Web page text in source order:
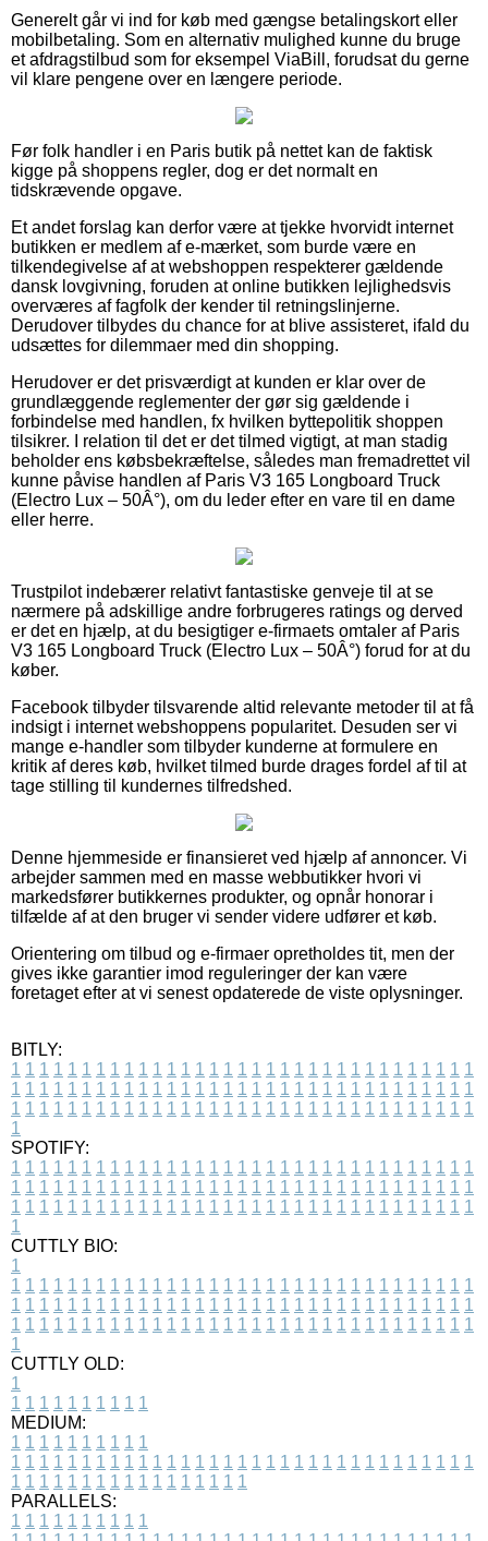
Generelt går vi ind for køb med gængse betalingskort eller
mobilbetaling. Som en alternativ mulighed kunne du bruge
et afdragstilbud som for eksempel ViaBill, forudsat du gerne
vil klare pengene over en længere periode.
Før folk handler i en Paris butik på nettet kan de faktisk
kigge på shoppens regler, dog er det normalt en
tidskrævende opgave.
Et andet forslag kan derfor være at tjekke hvorvidt internet
butikken er medlem af e-mærket, som burde være en
tilkendegivelse af at webshoppen respekterer gældende
dansk lovgivning, foruden at online butikken lejlighedsvis
overværes af fagfolk der kender til retningslinjerne.
Derudover tilbydes du chance for at blive assisteret, ifald du
udsættes for dilemmaer med din shopping.
Herudover er det prisværdigt at kunden er klar over de
grundlæggende reglementer der gør sig gældende i
forbindelse med handlen, fx hvilken byttepolitik shoppen
tilsikrer. I relation til det er det tilmed vigtigt, at man stadig
beholder ens købsbekræftelse, således man fremadrettet vil
kunne påvise handlen af Paris V3 165 Longboard Truck
(Electro Lux – 50Â°), om du leder efter en vare til en dame
eller herre.
Trustpilot indebærer relativt fantastiske genveje til at se
nærmere på adskillige andre forbrugeres ratings og derved
er det en hjælp, at du besigtiger e-firmaets omtaler af Paris
V3 165 Longboard Truck (Electro Lux – 50Â°) forud for at du
køber.
Facebook tilbyder tilsvarende altid relevante metoder til at få
indsigt i internet webshoppens popularitet. Desuden ser vi
mange e-handler som tilbyder kunderne at formulere en
kritik af deres køb, hvilket tilmed burde drages fordel af til at
tage stilling til kundernes tilfredshed.
Denne hjemmeside er finansieret ved hjælp af annoncer. Vi
arbejder sammen med en masse webbutikker hvori vi
markedsfører butikkernes produkter, og opnår honorar i
tilfælde af at den bruger vi sender videre udfører et køb.
Orientering om tilbud og e-firmaer opretholdes tit, men der
gives ikke garantier imod reguleringer der kan være
foretaget efter at vi senest opdaterede de viste oplysninger.
BITLY:
1 1 1 1 1 1 1 1 1 1 1 1 1 1 1 1 1 1 1 1 1 1 1 1 1 1 1 1 1 1 1 1 1
1 1 1 1 1 1 1 1 1 1 1 1 1 1 1 1 1 1 1 1 1 1 1 1 1 1 1 1 1 1 1 1 1
1 1 1 1 1 1 1 1 1 1 1 1 1 1 1 1 1 1 1 1 1 1 1 1 1 1 1 1 1 1 1 1 1
1
SPOTIFY:
1 1 1 1 1 1 1 1 1 1 1 1 1 1 1 1 1 1 1 1 1 1 1 1 1 1 1 1 1 1 1 1 1
1 1 1 1 1 1 1 1 1 1 1 1 1 1 1 1 1 1 1 1 1 1 1 1 1 1 1 1 1 1 1 1 1
1 1 1 1 1 1 1 1 1 1 1 1 1 1 1 1 1 1 1 1 1 1 1 1 1 1 1 1 1 1 1 1 1
1
CUTTLY BIO:
1
1 1 1 1 1 1 1 1 1 1 1 1 1 1 1 1 1 1 1 1 1 1 1 1 1 1 1 1 1 1 1 1 1
1 1 1 1 1 1 1 1 1 1 1 1 1 1 1 1 1 1 1 1 1 1 1 1 1 1 1 1 1 1 1 1 1
1 1 1 1 1 1 1 1 1 1 1 1 1 1 1 1 1 1 1 1 1 1 1 1 1 1 1 1 1 1 1 1 1
1
CUTTLY OLD:
1
1 1 1 1 1 1 1 1 1 1
MEDIUM:
1 1 1 1 1 1 1 1 1 1
1 1 1 1 1 1 1 1 1 1 1 1 1 1 1 1 1 1 1 1 1 1 1 1 1 1 1 1 1 1 1 1 1
1 1 1 1 1 1 1 1 1 1 1 1 1 1 1 1 1
PARALLELS:
1 1 1 1 1 1 1 1 1 1